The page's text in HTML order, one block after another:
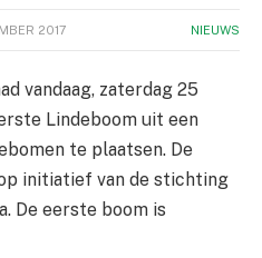
2017 NIEUWS
vandaag, zaterdag 25
Lindeboom uit een
te plaatsen. De
initiatief van de stichting
De eerste boom is